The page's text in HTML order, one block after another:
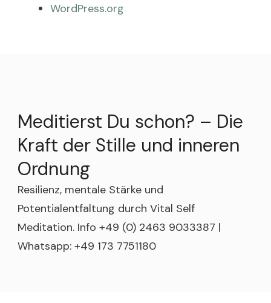
WordPress.org
Meditierst Du schon? – Die
Kraft der Stille und inneren
Ordnung
Resilienz, mentale Stärke und
Potentialentfaltung durch Vital Self
Meditation. Info +49 (0) 2463 9033387 |
Whatsapp: +49 173 7751180